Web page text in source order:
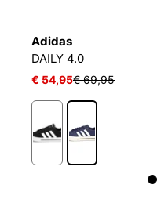
Adidas
DAILY 4.0
€ 54,95€ 69,95